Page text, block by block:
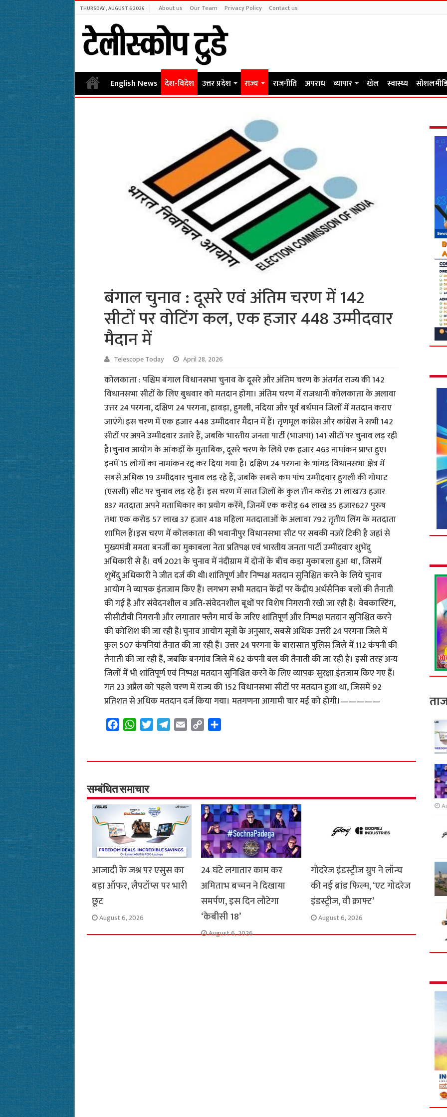
THURSDAY , AUGUST 6 2026 About us Our Team Privacy Policy Contact us
English News देश-विदेश उत्तर प्रदेश राज्य राजनीति अपराध व्यापार खेल स्वास्थ्य
बंगाल चुनाव : दूसरे एवं अंतिम चरण में 142
सीटों पर वोटिंग कल, एक हजार 448 उम्मीदवार
मैदान में
Telescope Today April 28, 2026
कोलकाता : पश्चिम बंगाल विधानसभा चुनाव के दूसरे और अंतिम चरण के अंतर्गत राज्य की 142
विधानसभा सीटों के लिए बुधवार को मतदान होगा। अंतिम चरण में राजधानी कोलकाता के अलावा
उत्तर 24 परगना, दक्षिण 24 परगना, हावड़ा, हुगली, नदिया और पूर्व बर्धमान जिलों में मतदान कराए
जाएंगे।इस चरण में एक हजार 448 उम्मीदवार मैदान में हैं। तृणमूल कांग्रेस और कांग्रेस ने सभी 142
सीटों पर अपने उम्मीदवार उतारे हैं, जबकि भारतीय जनता पार्टी (भाजपा) 141 सीटों पर चुनाव लड़ रही
है।चुनाव आयोग के आंकड़ों के मुताबिक, दूसरे चरण के लिये एक हजार 463 नामांकन प्राप्त हुए।
इनमें 15 लोगों का नामांकन रद्द कर दिया गया है। दक्षिण 24 परगना के भांगड़ विधानसभा क्षेत्र में
सबसे अधिक 19 उम्मीदवार चुनाव लड़ रहे हैं, जबकि सबसे कम पांच उम्मीदवार हुगली की गोघाट
(एससी) सीट पर चुनाव लड़ रहे हैं। इस चरण में सात जिलों के कुल तीन करोड़ 21 लाख73 हजार
837 मतदाता अपने मताधिकार का प्रयोग करेंगे, जिनमें एक करोड़ 64 लाख 35 हजार627 पुरुष
तथा एक करोड़ 57 लाख 37 हजार 418 महिला मतदाताओं के अलावा 792 तृतीय लिंग के मतदाता
शामिल हैं।इस चरण में कोलकाता की भवानीपुर विधानसभा सीट पर सबकी नजरें टिकी है जहां से
मुख्यमंत्री ममता बनर्जी का मुकाबला नेता प्रतिपक्ष एवं भारतीय जनता पार्टी उम्मीदवार शुभेंदु
अधिकारी से है। वर्ष 2021 के चुनाव में नंदीग्राम में दोनों के बीच कड़ा मुकाबला हुआ था, जिसमें
शुभेंदु अधिकारी ने जीत दर्ज की थी।शांतिपूर्ण और निष्पक्ष मतदान सुनिश्चित करने के लिये चुनाव
आयोग ने व्यापक इंतजाम किए हैं। लगभग सभी मतदान केंद्रों पर केंद्रीय अर्धसैनिक बलों की तैनाती
की गई है और संवेदनशील व अति-संवेदनशील बूथों पर विशेष निगरानी रखी जा रही है। वेबकास्टिंग,
सीसीटीवी निगरानी और लगातार फ्लैग मार्च के जरिए शांतिपूर्ण और निष्पक्ष मतदान सुनिश्चित करने
की कोशिश की जा रही है।चुनाव आयोग सूत्रों के अनुसार, सबसे अधिक उत्तरी 24 परगना जिले में
कुल 507 कंपनियां तैनात की जा रही हैं। उत्तर 24 परगना के बारासात पुलिस जिले में 112 कंपनी की
तैनाती की जा रही हैं, जबकि बनगांव जिले में 62 कंपनी बल की तैनाती की जा रही है। इसी तरह अन्य
जिलों में भी शांतिपूर्ण एवं निष्पक्ष मतदान सुनिश्चित करने के लिए व्यापक सुरक्षा इंतजाम किए गए हैं।
गत 23 अप्रैल को पहले चरण में राज्य की 152 विधानसभा सीटों पर मतदान हुआ था, जिसमें 92
प्रतिशत से अधिक मतदान दर्ज किया गया। मतगणना आगामी चार मई को होगी।—————
e
o
o
W
t
A
p
p
t
r
e
a
i
y
n
k
r
सम्बंधित समाचार
आजादी के जश्न पर एसुस का
बड़ा ऑफर, लैपटॉप्स पर भारी
छूट
August 6, 2026
24 घंटे लगातार काम कर
अमिताभ बच्चन ने दिखाया
समर्पण, इस दिन लौटेगा
‘केबीसी 18’
August 6, 2026
गोदरेज इंडस्ट्रीज ग्रुप ने लॉन्च
की नई ब्रांड फिल्म, ‘एट गोदरेज
इंडस्ट्रीज, वी क्राफ्ट’
August 6, 2026